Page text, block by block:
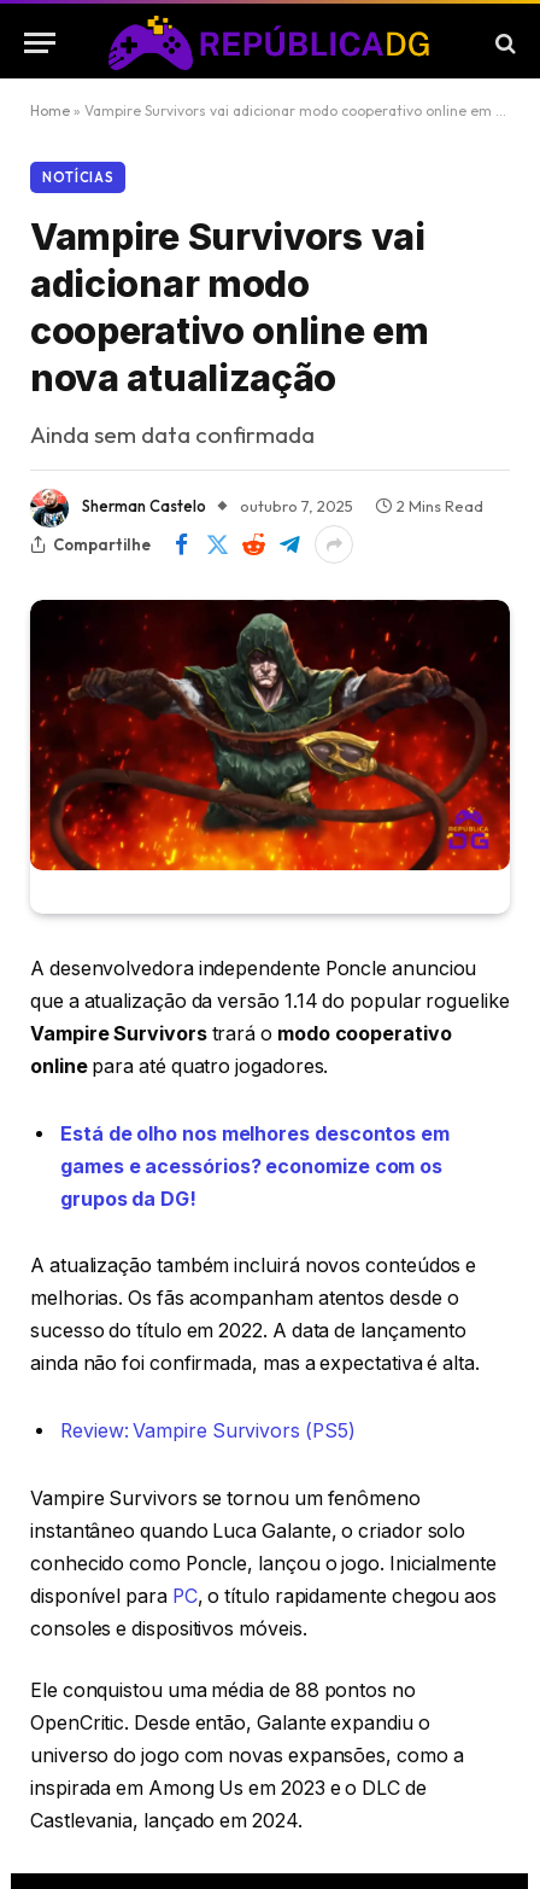
Home » Vampire Survivors vai adicionar modo cooperativo online em nova atualização
NOTÍCIAS
Vampire Survivors vai
adicionar modo
cooperativo online em
nova atualização
Ainda sem data confirmada
Sherman Castelo outubro 7, 2025
2 Mins Read
Compartilhe
A desenvolvedora independente Poncle anunciou
que a atualização da versão 1.14 do popular roguelike
Vampire Survivorstrará o modo cooperativo
onlinepara até quatro jogadores.
Está de olho nos melhores descontos em
games e acessórios? economize com os
grupos da DG!
A atualização também incluirá novos conteúdos e
melhorias. Os fãs acompanham atentos desde o
sucesso do título em 2022. A data de lançamento
ainda não foi confirmada, mas a expectativa é alta.
Review: Vampire Survivors (PS5)
Vampire Survivors se tornou um fenômeno
instantâneo quando Luca Galante, o criador solo
conhecido como Poncle, lançou o jogo. Inicialmente
disponível para PC, o título rapidamente chegou aos
consoles e dispositivos móveis.
Ele conquistou uma média de 88 pontos no
OpenCritic. Desde então, Galante expandiu o
universo do jogo com novas expansões, como a
inspirada em Among Us em 2023 e o DLC de
Castlevania, lançado em 2024.